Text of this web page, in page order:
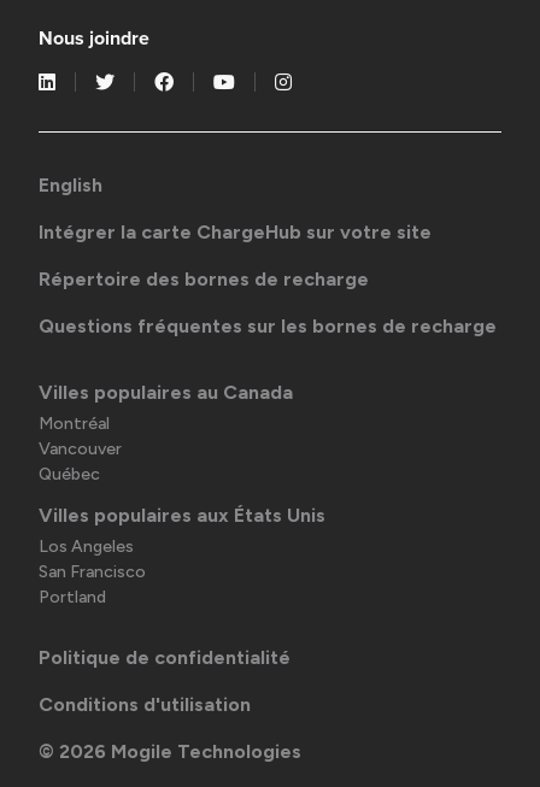
Nous joindre
English
Intégrer la carte ChargeHub sur votre site
Répertoire des bornes de recharge
Questions fréquentes sur les bornes de recharge
Villes populaires au Canada
Montréal
Vancouver
Québec
Villes populaires aux États Unis
Los Angeles
San Francisco
Portland
Politique de confidentialité
Conditions d'utilisation
© 2026 Mogile Technologies